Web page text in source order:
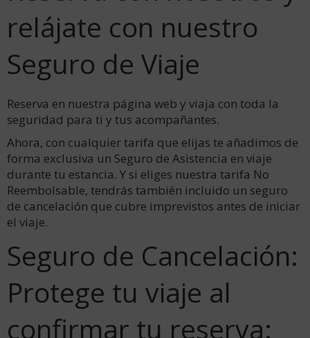
relájate con nuestro
Seguro de Viaje
Reserva en nuestra página web y viaja con toda la
seguridad para ti y tus acompañantes.
Ahora, con cualquier tarifa que elijas te añadimos de
forma exclusiva un Seguro de Asistencia en viaje
durante tu estancia. Y si eliges nuestra tarifa No
Reembolsable, tendrás también incluido un seguro
de cancelación que cubre imprevistos antes de iniciar
el viaje.
Seguro de Cancelación:
Protege tu viaje al
confirmar tu reserva: